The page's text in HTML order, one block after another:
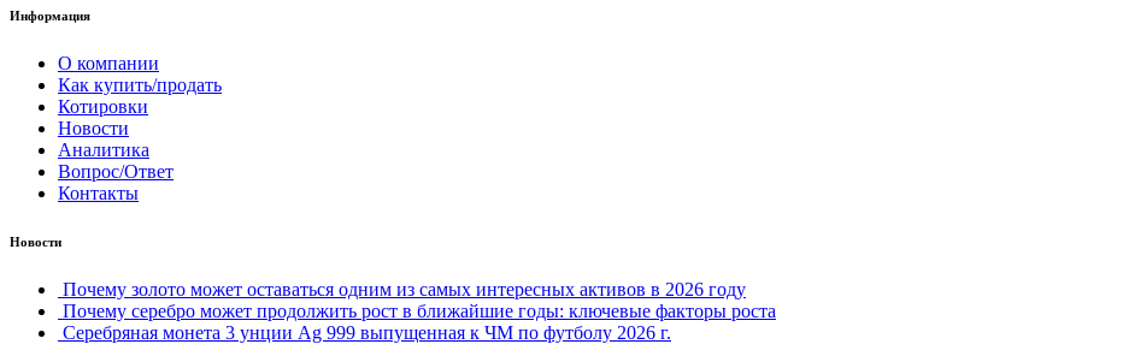
Информация
О компании
Как купить/продать
Котировки
Новости
Аналитика
Вопрос/Ответ
Контакты
Новости
Почему золото может оставаться одним из самых интересных активов в 2026 году
Почему серебро может продолжить рост в ближайшие годы: ключевые факторы роста
Серебряная монета 3 унции Ag 999 выпущенная к ЧМ по футболу 2026 г.